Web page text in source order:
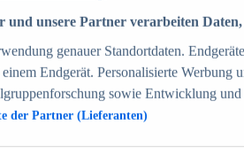
70+
und unsere Partner verarbeiten
genauer Standortdaten.
Endgerät. Personalisierte Werbung
sowie Entwicklung
der Partner (Lieferanten)